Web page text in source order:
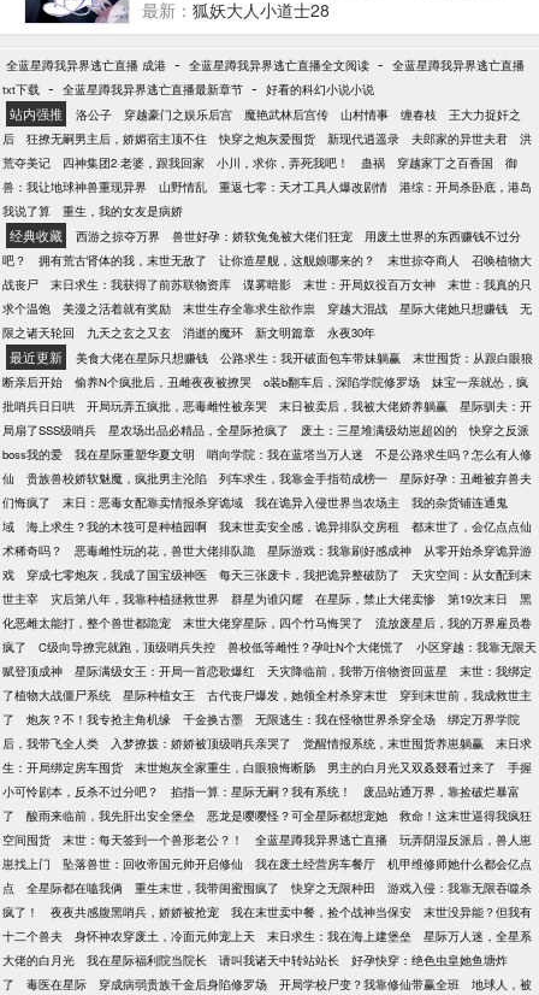
院：谁让你给她抓药的公主：不是？合着太医是你的
统：你不用会，男主会自我攻略！
统——炮灰死了，他就陪葬。为了能多一会，梵洛一
直在拯救炮灰的路上，从来没有停止过，只是……看
着有些眼神有些危险的炮灰，梵洛打了个冷颤，他是
不是做的有些过了？不然，你就‘小小’的作死一下？ 各
位书友要是觉得《快穿：请不要作死》还不错的话请
不要忘记向您和微博里的朋友推荐哦！快穿：请不要
作死最新章节,快穿：请不要作死无弹窗,快穿：请不要
作死全文阅读.
最新： 狐妖大人小道士28
全蓝星蹲我异界逃亡直播 成港 - 全蓝星蹲我异界逃亡直播全文阅读 - 全蓝星蹲我异界逃亡直播
txt下载 - 全蓝星蹲我异界逃亡直播最新章节 - 好看的科幻小说小说
站内强推 洛公子 穿越豪门之娱乐后宫 魔艳武林后宫传 山村情事 缠春枝
王大力捉奸之
后
狂撩无嗣男主后，娇媚宿主顶不住 快穿之炮灰爱囤货 新现代逍遥录 夫郎家的异世夫君
洪
荒夺美记
四神集团2·老婆，跟我回家 小川，求你，弄死我吧！ 蛊祸 穿越家丁之百香国
御
兽：我让地球神兽重现异界
山野情乱 重返七零：天才工具人爆改剧情
港综：开局杀卧底，港岛
我说了算
重生，我的女友是病娇
经典收藏 西游之掠夺万界 兽世好孕：娇软兔兔被大佬们狂宠
用废土世界的东西赚钱不过分
吧？
拥有荒古肾体的我，末世无敌了 让你造星舰，这舰娘哪来的？ 末世掠夺商人
召唤植物大
战丧尸
末日求生：我获得了前苏联物资库 谍雾暗影 末世：开局奴役百万女神
末世：我真的只
求个温饱
美漫之活着就有奖励 末世生存全靠求生欲作祟 穿越大混战 星际大佬她只想赚钱
无
限之诸天轮回
九天之玄之又玄 消逝的魔环 新文明篇章 永夜30年
最近更新 美食大佬在星际只想赚钱 公路求生：我开破面包车带妹躺赢
末世囤货：从跟白眼狼
断亲后开始
偷养N个疯批后，丑雌夜夜被撩哭 o装b翻车后，深陷学院修罗场
妹宝一亲就怂，疯
批哨兵日日哄
开局玩弄五疯批，恶毒雌性被亲哭 末日被卖后，我被大佬娇养躺赢
星际驯夫：开
局扇了SSS级哨兵
星农场出品必精品，全星际抢疯了 废土：三星堆满级幼崽超凶的
快穿之反派
boss我的爱
我在星际重塑华夏文明 哨向学院：我在蓝塔当万人迷
不是公路求生吗？怎么有人修
仙
贵族兽校娇软魅魔，疯批男主沦陷 列车求生，我靠金手指苟成榜一
星际好孕：丑雌被弃兽夫
们悔疯了
末日：恶毒女配靠卖情报杀穿诡域 我在诡异入侵世界当农场主
我的杂货铺连通鬼
域
海上求生？我的木筏可是种植园啊 我末世卖安全感，诡异排队交房租
都末世了，会亿点点仙
术稀奇吗？
恶毒雌性玩的花，兽世大佬排队跪 星际游戏：我靠刷好感成神
从零开始杀穿诡异游
戏
穿成七零炮灰，我成了国宝级神医 每天三张废卡，我把诡异整破防了
天灾空间：从女配到末
世主宰
灾后第八年，我靠种植拯救世界 群星为谁闪耀 在星际，禁止大佬卖惨 第19次末日
黑
化恶雌太能打，整个兽世都跪宠
末世大佬穿星际，四个竹马悔哭了
流放废星后，我的万界雇员卷
疯了
C级向导撩完就跑，顶级哨兵失控 兽校低等雌性？孕吐N个大佬慌了
小区穿越：我靠无限天
赋登顶成神
星际满级女王：开局一首恋歌爆红 天灾降临前，我带万倍物资回蓝星
末世：我绑定
了植物大战僵尸系统
星际种植女王 古代丧尸爆发，她领全村杀穿末世
穿到末世前，我成救世主
了
炮灰？不！我专抢主角机缘 千金换古墨 无限逃生：我在怪物世界杀穿全场
绑定万界学院
后，我带飞全人类
入梦撩拨：娇娇被顶级哨兵亲哭了 觉醒情报系统，末世囤货养崽躺赢
末日求
生：开局绑定房车囤货
末世炮灰全家重生，白眼狼悔断肠 男主的白月光又双叒叕看过来了
手握
小可怜剧本，反杀不过分吧？
掐指一算：星际无嗣？我有系统！
废品站通万界，靠捡破烂暴富
了
酸雨来临前，我先肝出安全堡垒 恶龙是嘤嘤怪？可全星际都想宠她
救命！这末世逼得我疯狂
空间囤货
末世：每天签到一个兽形老公？！ 全蓝星蹲我异界逃亡直播
玩弄阴湿反派后，兽人崽
崽找上门
坠落兽世：回收帝国元帅开启修仙 我在废土经营房车餐厅
机甲维修师她什么都会亿点
点
全星际都在嗑我俩 重生末世，我带闺蜜囤疯了 快穿之无限种田
游戏入侵：我靠无限吞噬杀
疯了！
夜夜共感腹黑哨兵，娇娇被抢宠 我在末世卖中餐，捡个战神当保安
末世没异能？但我有
十二个兽夫
身怀神农穿废土，冷面元帅宠上天 末日求生：我在海上建堡垒
星际万人迷，全星系
大佬的白月光
我在星际福利院当院长 请叫我诸天中转站站长
好孕快穿：绝色虫皇她鱼塘炸
了
毒医在星际 穿成病弱贵族千金后身陷修罗场 开局学校尸变？我靠修仙带赢全班 地球人，被